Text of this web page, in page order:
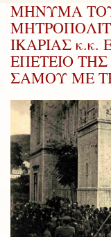
ΜΗΝΥΜΑ
ΙΚΑΡΙΑΣ κ.κ.
ΕΠΕΤΕΙΟ
ΣΑΜΟΥ ΜΕ